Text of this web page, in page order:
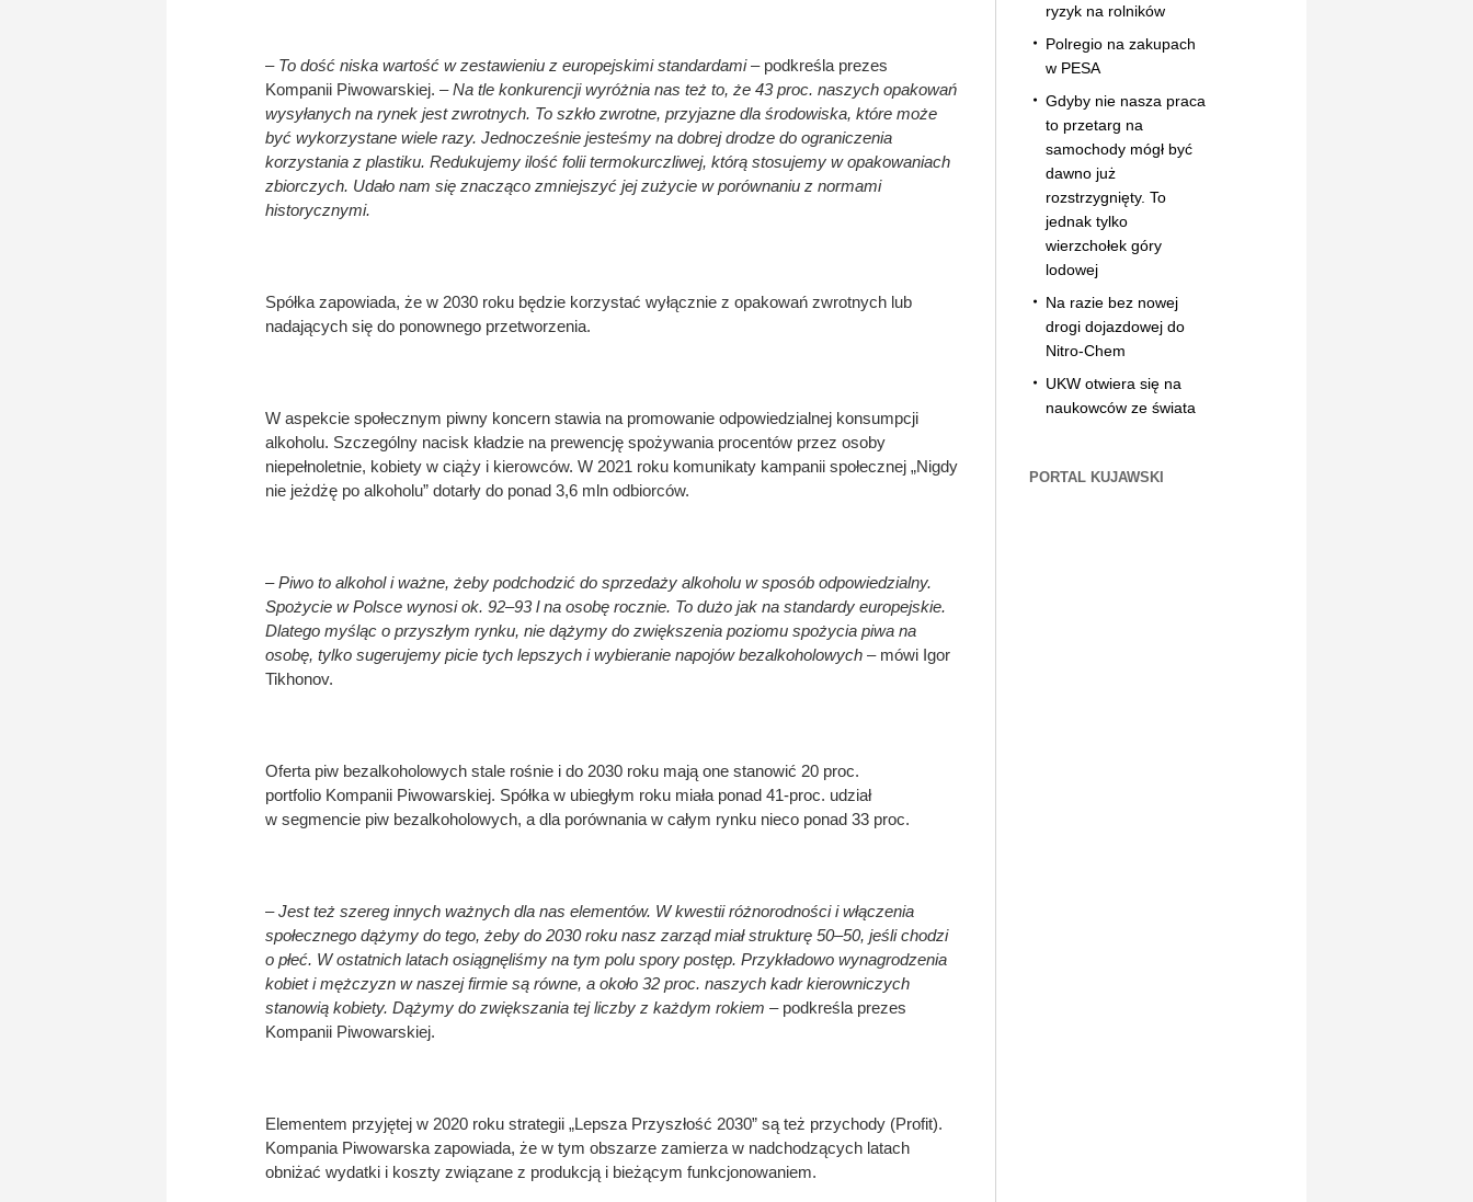
– To dość niska wartość w zestawieniu z europejskimi standardami– podkreśla prezes
Kompanii Piwowarskiej. –Na tle konkurencji wyróżnia nas też to, że 43 proc. naszych opakowań
wysyłanych na rynek jest zwrotnych. To szkło zwrotne, przyjazne dla środowiska, które może
być wykorzystane wiele razy. Jednocześnie jesteśmy na dobrej drodze do ograniczenia
korzystania z plastiku. Redukujemy ilość folii termokurczliwej, którą stosujemy w opakowaniach
zbiorczych. Udało nam się znacząco zmniejszyć jej zużycie w porównaniu z normami
historycznymi.
Spółka zapowiada, że w 2030 roku będzie korzystać wyłącznie z opakowań zwrotnych lub
nadających się do ponownego przetworzenia.
W aspekcie społecznym piwny koncern stawia na promowanie odpowiedzialnej konsumpcji
alkoholu. Szczególny nacisk kładzie na prewencję spożywania procentów przez osoby
niepełnoletnie, kobiety w ciąży i kierowców. W 2021 roku komunikaty kampanii społecznej „Nigdy
nie jeżdżę po alkoholu” dotarły do ponad 3,6 mln odbiorców.
– Piwo to alkohol i ważne, żeby podchodzić do sprzedaży alkoholu w sposób odpowiedzialny.
Spożycie w Polsce wynosi ok. 92–93 l na osobę rocznie. To dużo jak na standardy europejskie.
Dlatego myśląc o przyszłym rynku, nie dążymy do zwiększenia poziomu spożycia piwa na
osobę, tylko sugerujemy picie tych lepszych i wybieranie napojów bezalkoholowych – mówi Igor
Tikhonov.
Oferta piw bezalkoholowych stale rośnie i do 2030 roku mają one stanowić 20 proc.
portfolio Kompanii Piwowarskiej. Spółka w ubiegłym roku miała ponad 41-proc. udział
w segmencie piw bezalkoholowych, a dla porównania w całym rynku nieco ponad 33 proc.
– Jest też szereg innych ważnych dla nas elementów. W kwestii różnorodności i włączenia
społecznego dążymy do tego, żeby do 2030 roku nasz zarząd miał strukturę 50–50, jeśli chodzi
o płeć. W ostatnich latach osiągnęliśmy na tym polu spory postęp. Przykładowo wynagrodzenia
kobiet i mężczyzn w naszej firmie są równe, a około 32 proc. naszych kadr kierowniczych
stanowią kobiety. Dążymy do zwiększania tej liczby z każdym rokiem –podkreśla prezes
Kompanii Piwowarskiej.
Elementem przyjętej w 2020 roku strategii „Lepsza Przyszłość 2030” są też przychody (Profit).
Kompania Piwowarska zapowiada, że w tym obszarze zamierza w nadchodzących latach
obniżać wydatki i koszty związane z produkcją i bieżącym funkcjonowaniem.
ryzyk na rolników
Polregio na zakupach
w PESA
Gdyby nie nasza praca
to przetarg na
samochody mógł być
dawno już
rozstrzygnięty. To
jednak tylko
wierzchołek góry
lodowej
Na razie bez nowej
drogi dojazdowej do
Nitro-Chem
UKW otwiera się na
naukowców ze świata
PORTAL KUJAWSKI